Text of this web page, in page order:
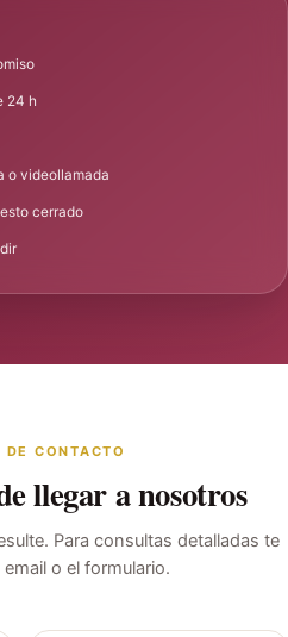
24 h
o videollamada
cerrado
DE CONTACTO
llegar a nosotros
Para consultas detalladas te
o el formulario.